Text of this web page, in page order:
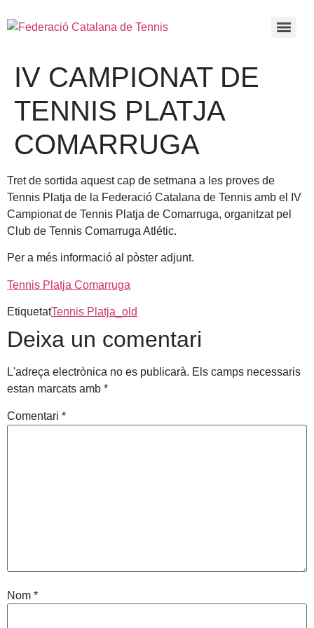
IV CAMPIONAT DE
TENNIS PLATJA
COMARRUGA
Tret de sortida aquest cap de setmana a les proves de
Tennis Platja de la Federació Catalana de Tennis amb el IV
Campionat de Tennis Platja de Comarruga, organitzat pel
Club de Tennis Comarruga Atlétic.
Per a més informació al pòster adjunt.
Tennis Platja Comarruga
EtiquetatTennis Platja_old
Deixa un comentari
L'adreça electrònica no es publicarà. Els camps necessaris
estan marcats amb *
Comentari *
Nom *